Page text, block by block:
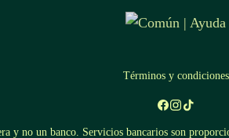
Términos y condiciones
y no un banco. Servicios bancarios son